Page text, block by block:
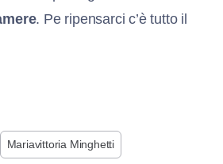
. Pe ripensarci c’è tutto il
Mariavittoria Minghetti